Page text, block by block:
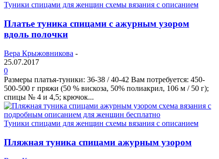
Туники спицами для женщин схемы вязания с описанием
Платье туника спицами с ажурным узором
вдоль полочки
Вера Крыжовникова -
25.07.2017
0
Размеры платья-туники: 36-38 / 40-42 Вам потребуется: 450-
500-500 г пряжи (50 % вискоза, 50% полиакрил, 106 м / 50 г);
спицы № 4 и 4,5; крючок...
Туники спицами для женщин схемы вязания с описанием
Пляжная туника спицами ажурным узором